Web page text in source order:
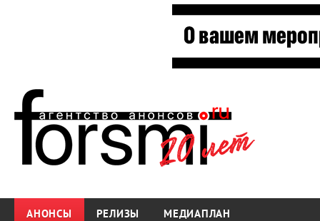
АНОНСЫ РЕЛИЗЫ МЕДИАПЛАН